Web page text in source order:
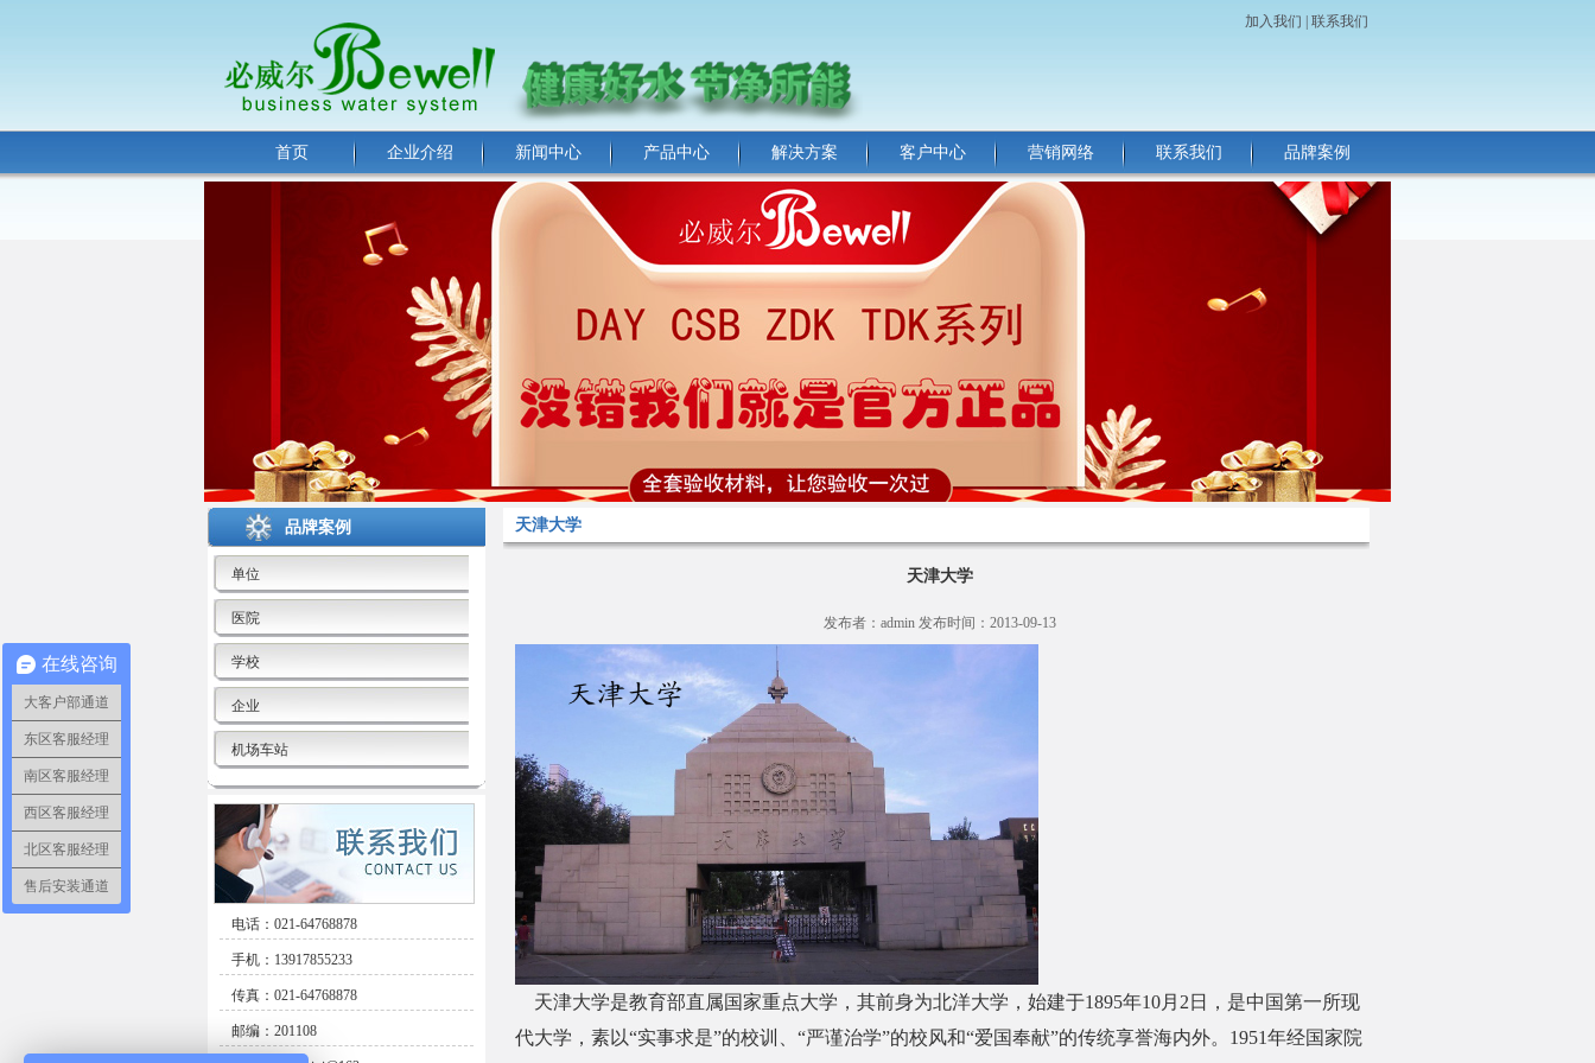
加入我们 联系我们
首页 企业介绍 新闻中心 产品中心 解决方案 客户中心 营销网络 联系我们 品牌案例
品牌案例
单位
医院
学校
企业
机场车站
电话：021-64768878
手机：13917855233
传真：021-64768878
邮编：201108
天津大学
天津大学
发布者：admin 发布时间：2013-09-13
天津大学是教育部直属国家重点大学，其前身为北洋大学，始建于1895年10月2日，是中国第一所现
代大学，素以“实事求是”的校训、“严谨治学”的校风和“爱国奉献”的传统享誉海内外。1951年经国家院
在线咨询
大客户部通道
东区客服经理
南区客服经理
西区客服经理
北区客服经理
售后安装通道